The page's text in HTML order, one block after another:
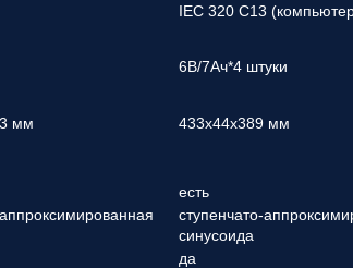
IEC 320 C13
6В/7Ач*4 штуки
мм 433x44x389 мм
есть
ступенчато-
синусоида
да